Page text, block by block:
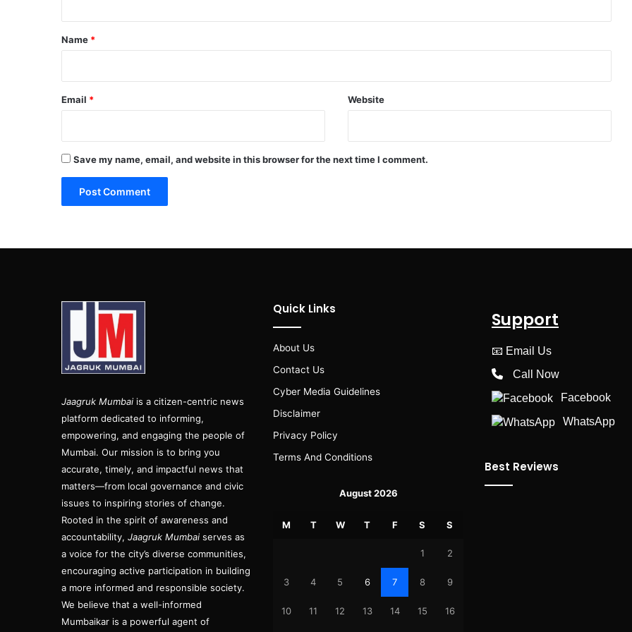
*
Name *
Email * Website
Save my name, email, and website in this browser for the next time I comment.
Jaagruk Mumbai is a citizen-centric news
platform dedicated to informing,
empowering, and engaging the people of
Mumbai. Our mission is to bring you
accurate, timely, and impactful news that
matters—from local governance and civic
issues to inspiring stories of change.
Rooted in the spirit of awareness and
accountability, Jaagruk Mumbai serves as
a voice for the city’s diverse communities,
encouraging active participation in building
a more informed and responsible society.
We believe that a well-informed
Mumbaikar is a powerful agent of
Quick Links
About Us
Contact Us
Cyber Media Guidelines
Disclaimer
Privacy Policy
Terms And Conditions
August 2026
M T W T F S S
1 2
3 4 5 6 7 8 9
10 11 12 13 14 15 16
Support
📧 Email Us
Call Now
Facebook
WhatsApp
Best Reviews